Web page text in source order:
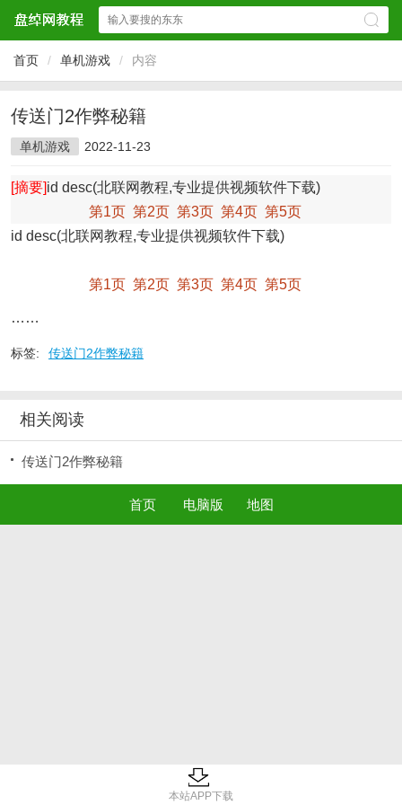
首页 / 单机游戏 / 内容
传送门2作弊秘籍
单机游戏 2022-11-23
[摘要]id desc(北联网教程,专业提供视频软件下载)
第1页 第2页 第3页 第4页 第5页
id desc(北联网教程,专业提供视频软件下载)
第1页 第2页 第3页 第4页 第5页
……
标签: 传送门2作弊秘籍
相关阅读
传送门2作弊秘籍
首页 电脑版 地图
本站APP下载